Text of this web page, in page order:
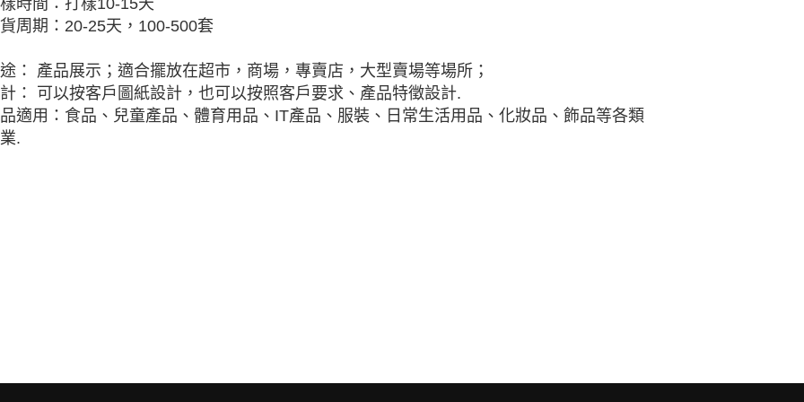
周期：20-25天，100-500套
： 產品展示；適合擺放在超市，商場，專賣店，大型賣場等場所；
： 可以按客戶圖紙設計，也可以按照客戶要求、產品特徵設計.
適用：食品、兒童產品、體育用品、IT產品、服裝、日常生活用品、化妝品、飾品等各類
.